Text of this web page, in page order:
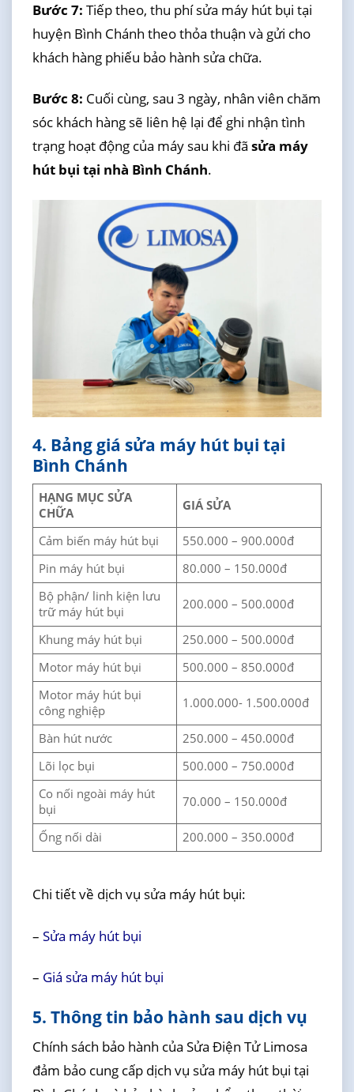
Bước 7: Tiếp theo, thu phí sửa máy hút bụi tại
huyện Bình Chánh theo thỏa thuận và gửi cho
khách hàng phiếu bảo hành sửa chữa.
Bước 8: Cuối cùng, sau 3 ngày, nhân viên chăm
sóc khách hàng sẽ liên hệ lại để ghi nhận tình
trạng hoạt động của máy sau khi đã sửa máy
hút bụi tại nhà Bình Chánh.
4. Bảng giá sửa máy hút bụi tại
Bình Chánh
HẠNG MỤC SỬA
CHỮA
GIÁ SỬA
Cảm biến máy hút bụi
550.000 – 900.000đ
Pin máy hút bụi
80.000 – 150.000đ
Bộ phận/ linh kiện lưu
trữ máy hút bụi
200.000 – 500.000đ
Khung máy hút bụi
250.000 – 500.000đ
Motor máy hút bụi
500.000 – 850.000đ
Motor máy hút bụi
công nghiệp
1.000.000- 1.500.000đ
Bàn hút nước
250.000 – 450.000đ
Lõi lọc bụi
500.000 – 750.000đ
Co nối ngoài máy hút
bụi
70.000 – 150.000đ
Ống nối dài 200.000 – 350.000đ
Chi tiết về dịch vụ sửa máy hút bụi:
– Sửa máy hút bụi
– Giá sửa máy hút bụi
5. Thông tin bảo hành sau dịch vụ
Chính sách bảo hành của Sửa Điện Tử Limosa
đảm bảo cung cấp dịch vụ sửa máy hút bụi tại